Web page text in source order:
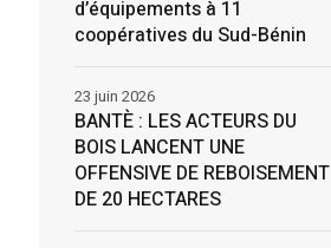
d’équipements à 11
coopératives du Sud-Bénin
BANTÈ : LES ACTEURS DU
BOIS LANCENT UNE
OFFENSIVE DE REBOISEMENT
DE 20 HECTARES
23 juin 2026